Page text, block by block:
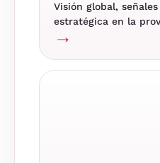
Visión global,
estratégica en la
→